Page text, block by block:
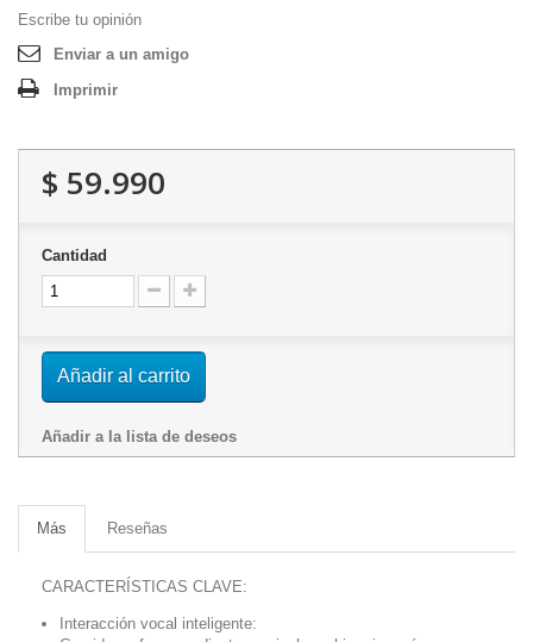
Escribe tu opinión
Enviar a un amigo
Imprimir
$ 59.990
Cantidad
Añadir al carrito
Añadir a la lista de deseos
Más Reseñas
CARACTERÍSTICAS CLAVE:
Interacción vocal inteligente: